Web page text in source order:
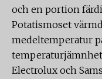
och en portion
Potatismoset
medeltemperatur
Electrolux och